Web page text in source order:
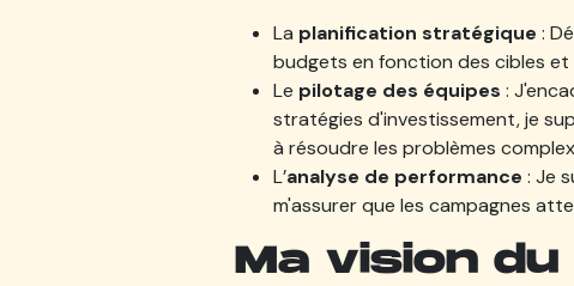
La planification stratégique :
budgets en fonction des cibles et
Le pilotage des équipes :
stratégies d'investissement, je
à résoudre les problèmes
L’analyse de performance : Je
m'assurer que les campagnes
Ma vision